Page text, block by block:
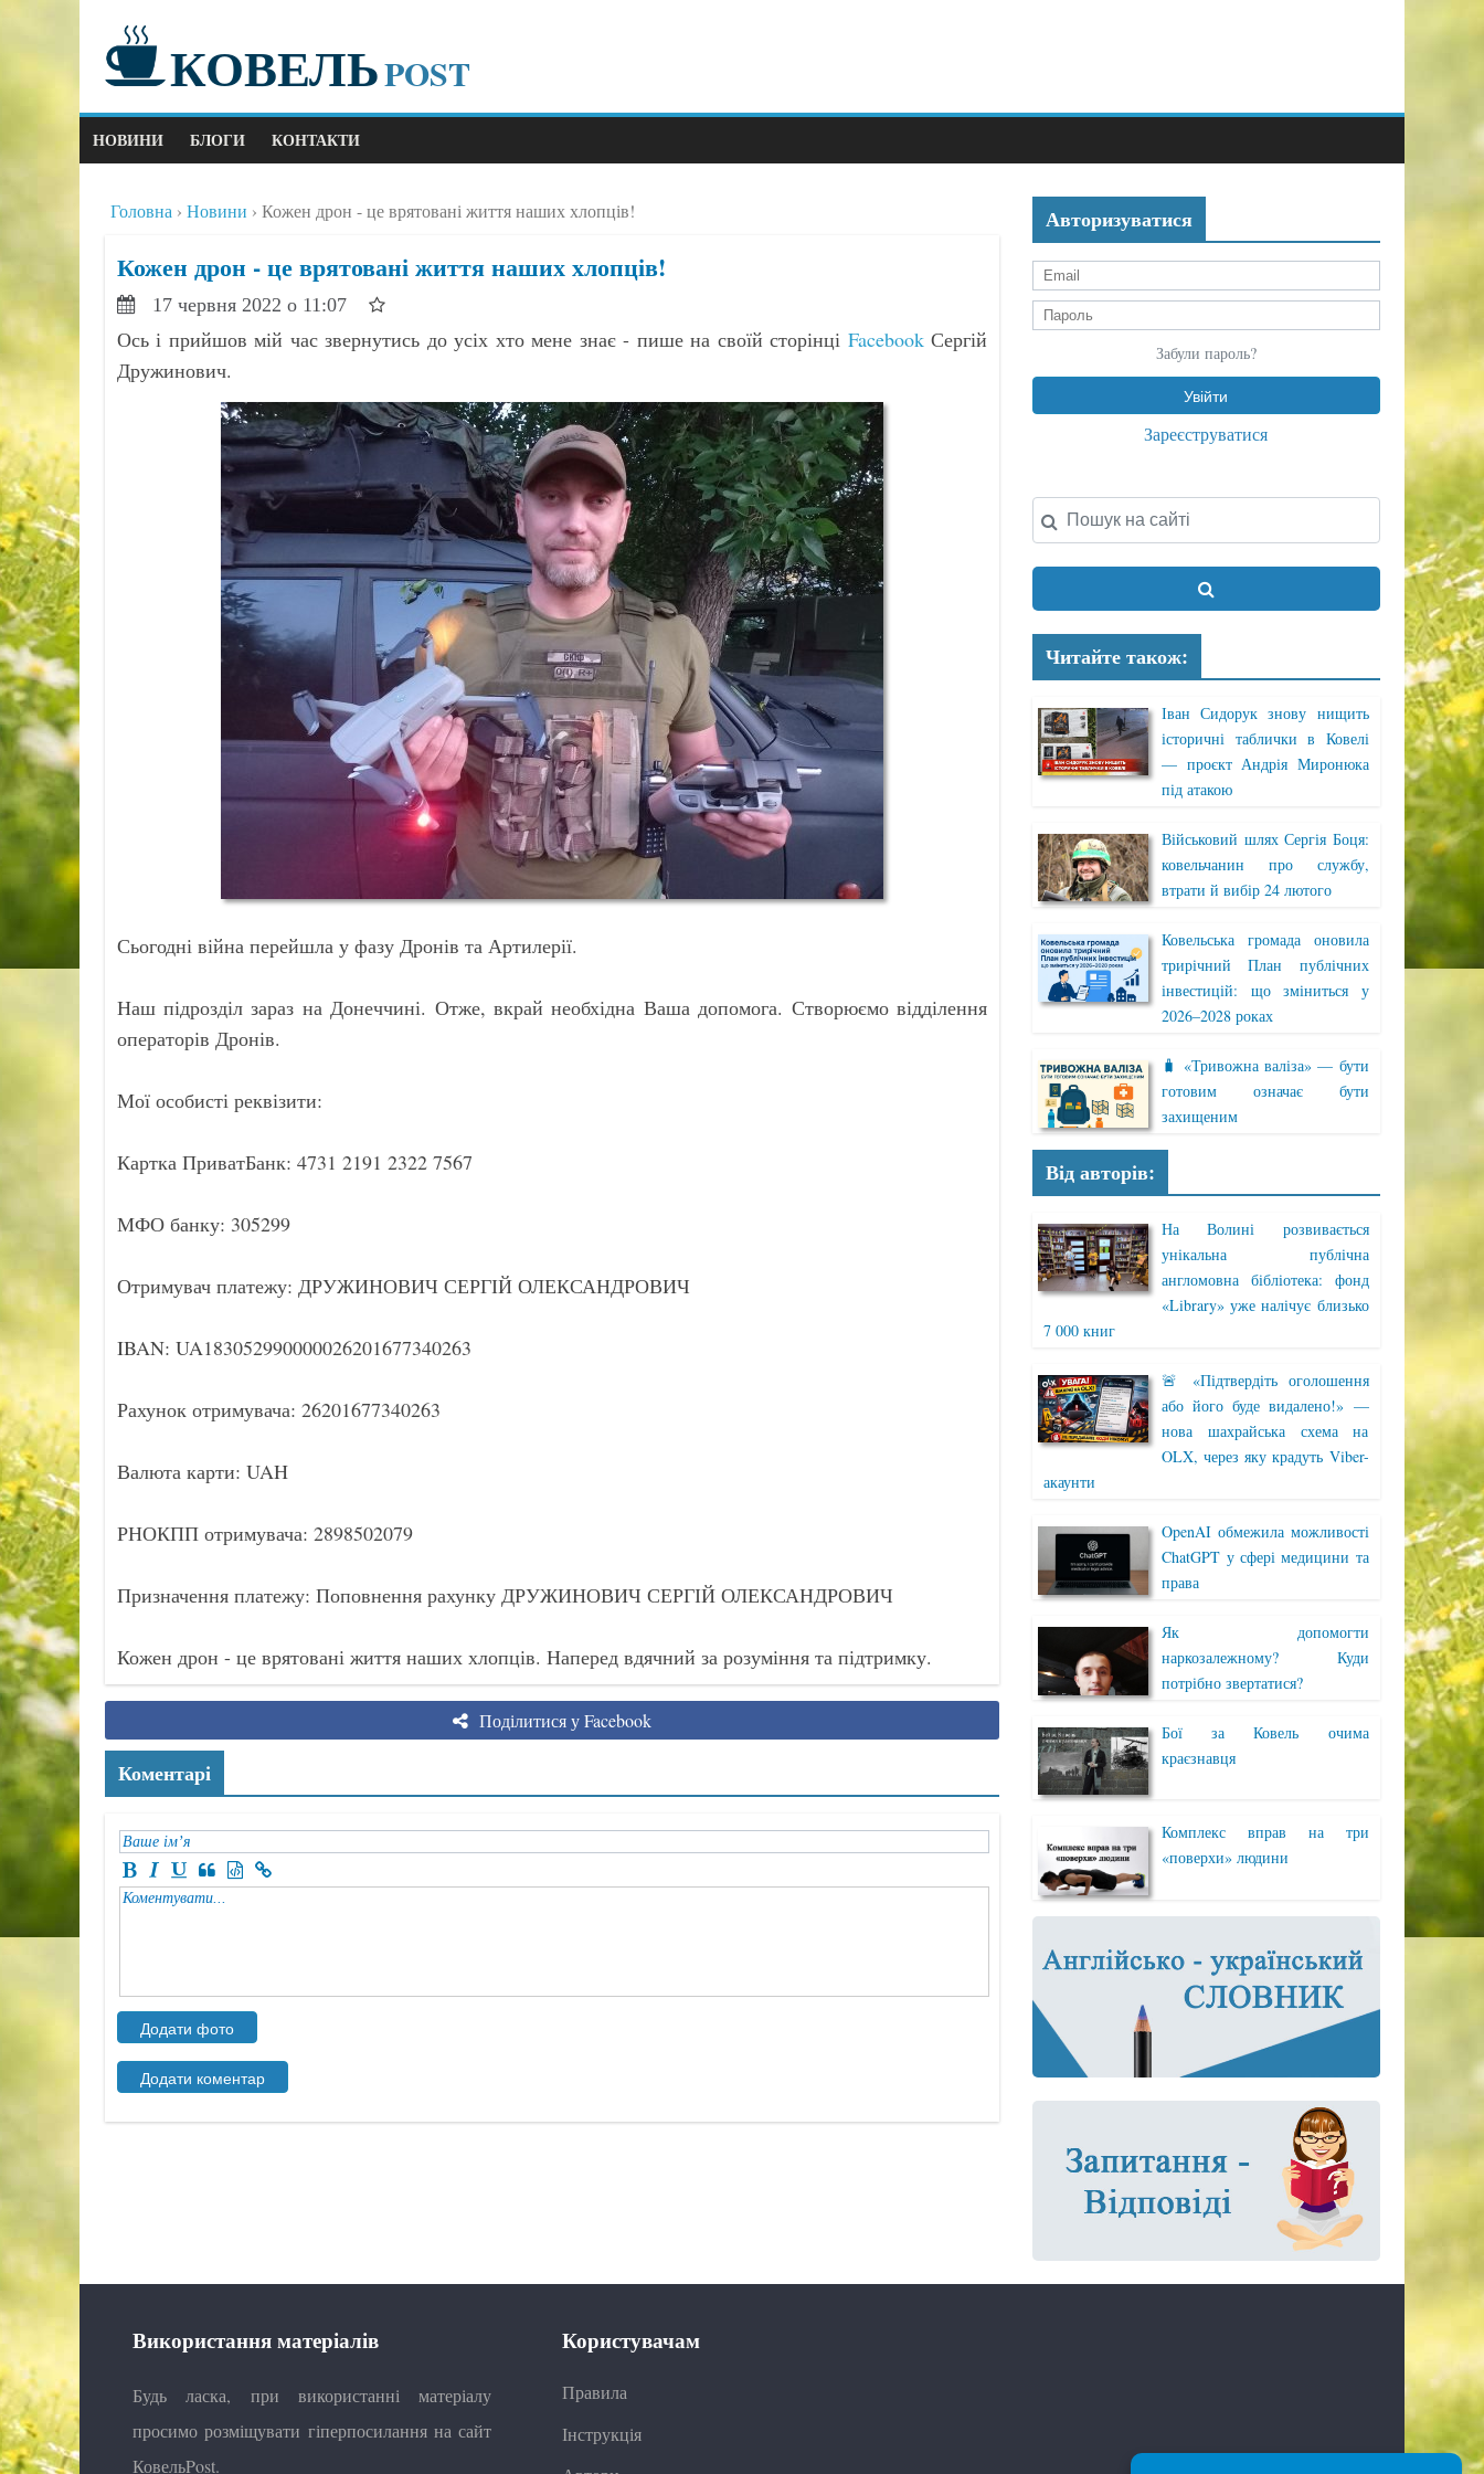
КОВЕЛЬPOST
НОВИНИ БЛОГИ КОНТАКТИ
Головна Новини Кожен дрон - це врятовані життя наших хлопців!
Кожен дрон - це врятовані життя наших хлопців!
17 червня 2022 о 11:07
Ось і прийшов мій час звернутись до усіх хто мене знає - пише на своїй сторінці FacebookСергій
Дружинович.
Сьогодні війна перейшла у фазу Дронів та Артилерії.
Наш підрозділ зараз на Донеччині. Отже, вкрай необхідна Ваша допомога. Створюємо відділення
операторів Дронів.
Мої особисті реквізити:
Картка ПриватБанк: 4731 2191 2322 7567
МФО банку: 305299
Отримувач платежу: ДРУЖИНОВИЧ СЕРГІЙ ОЛЕКСАНДРОВИЧ
IBAN: UA183052990000026201677340263
Рахунок отримувача: 26201677340263
Валюта карти: UAH
РНОКПП отримувача: 2898502079
Призначення платежу: Поповнення рахунку ДРУЖИНОВИЧ СЕРГІЙ ОЛЕКСАНДРОВИЧ
Кожен дрон - це врятовані життя наших хлопців. Наперед вдячний за розуміння та підтримку.
Поділитися у Facebook
Коментарі
Авторизуватися
Забули пароль?
Зареєструватися
Читайте також:
Іван Сидорук знову нищить
історичні таблички в Ковелі
— проєкт Андрія Миронюка
під атакою
Військовий шлях Сергія Боця:
ковельчанин про службу,
втрати й вибір 24 лютого
Ковельська громада оновила
трирічний План публічних
інвестицій: що зміниться у
2026–2028 роках
🧳 «Тривожна валіза» — бути
готовим означає бути
захищеним
Від авторів:
На Волині розвивається
унікальна публічна
англомовна бібліотека: фонд
«Library» уже налічує близько
7 000 книг
🚨 «Підтвердіть оголошення
або його буде видалено!» —
нова шахрайська схема на
OLX, через яку крадуть Viber-
акаунти
OpenAI обмежила можливості
ChatGPT у сфері медицини та
права
Як допомогти
наркозалежному? Куди
потрібно звертатися?
Бої за Ковель очима
краєзнавця
Комплекс вправ на три
«поверхи» людини
Використання матеріалів
Будь ласка, при використанні матеріалу
просимо розміщувати гіперпосилання на сайт
КовельPost.
Користувачам
Правила
Інструкція